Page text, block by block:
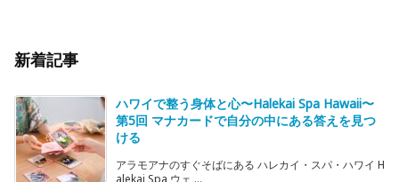
新着記事
ハワイで整う身体と心〜Halekai Spa Hawaii〜
第5回 マナカードで自分の中にある答えを見つ
ける
アラモアナのすぐそばにある ハレカイ・スパ・ハワイ H